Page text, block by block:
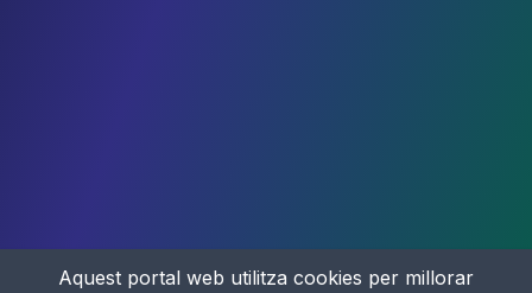
Aquest portal web utilitza cookies per millorar